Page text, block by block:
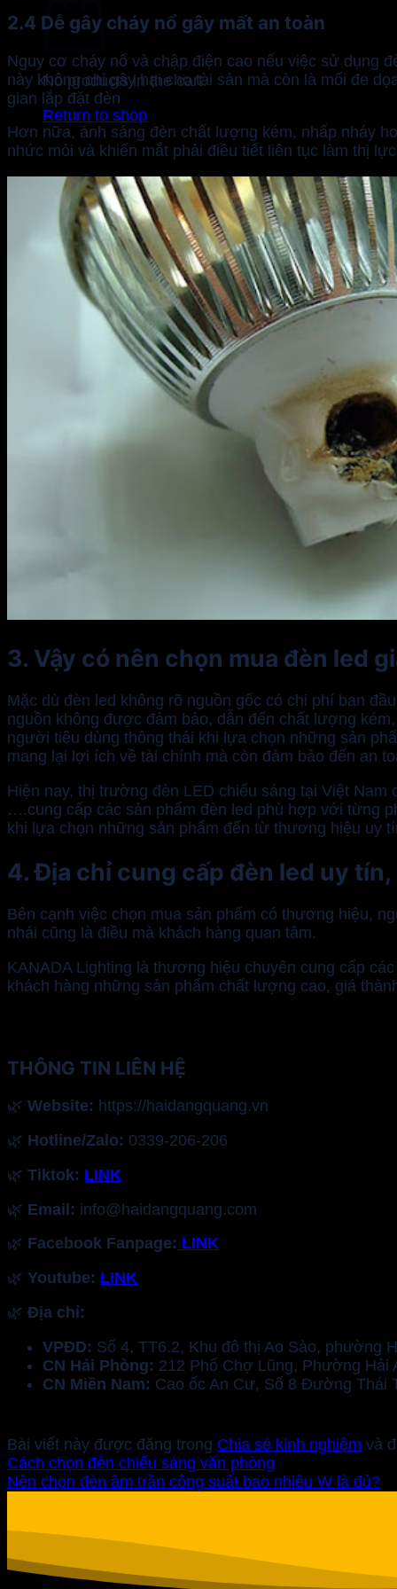
No products in the cart.
Return to shop
2.4 Dễ gây cháy nổ gây mất an toàn
Nguy cơ cháy nổ và chập điện cao nếu việc sử dụng
này không chỉ gây hại cho tài sản mà còn là mối đe
gian lắp đặt đèn
Hơn nữa, ánh sáng đèn chất lượng kém, nhấp nháy
nhức mỏi và khiến mắt phải điều tiết liên tục làm thị
3. Vậy có nên chọn mua đèn led
Mặc dù đèn led không rõ nguồn gốc có chi phí ban
nguồn không được đảm bảo, dẫn đến chất lượng
người tiêu dùng thông thái khi lựa chọn những sản
mang lại lợi ích về tài chính mà còn đảm bảo đến an
Hiện nay, thị trường đèn LED chiếu sáng tại Việt
….cung cấp các sản phẩm đèn led phù hợp với từng
khi lựa chọn những sản phẩm đến từ thương hiệu uy
4. Địa chỉ cung cấp đèn led uy
Bên cạnh việc chọn mua sản phẩm có thương hiệu,
nhái cũng là điều mà khách hàng quan tâm.
KANADA Lighting là thương hiệu chuyên cung cấp
khách hàng những sản phẩm chất lượng cao, giá
THÔNG TIN LIÊN HỆ
🌿 Website: https://haidangquang.vn
🌿 Hotline/Zalo: 0339-206-206
🌿 Tiktok: LINK
🌿 Email: info@haidangquang.com
🌿 Facebook Fanpage: LINK
🌿 Youtube: LINK
🌿 Địa chỉ:
VPĐD: Số 4, TT6.2, Khu đô thị Ao Sào, phường
CN Hải Phòng: 212 Phố Chợ Lũng, Phường Hải
CN Miền Nam: Cao ốc An Cư, Số 8 Đường Thái
Bài viết này được đăng trong Chia sẻ kinh nghiệm và
Cách chọn đèn chiếu sáng văn phòng
Nên chọn đèn âm trần công suất bao nhiêu W là đủ?